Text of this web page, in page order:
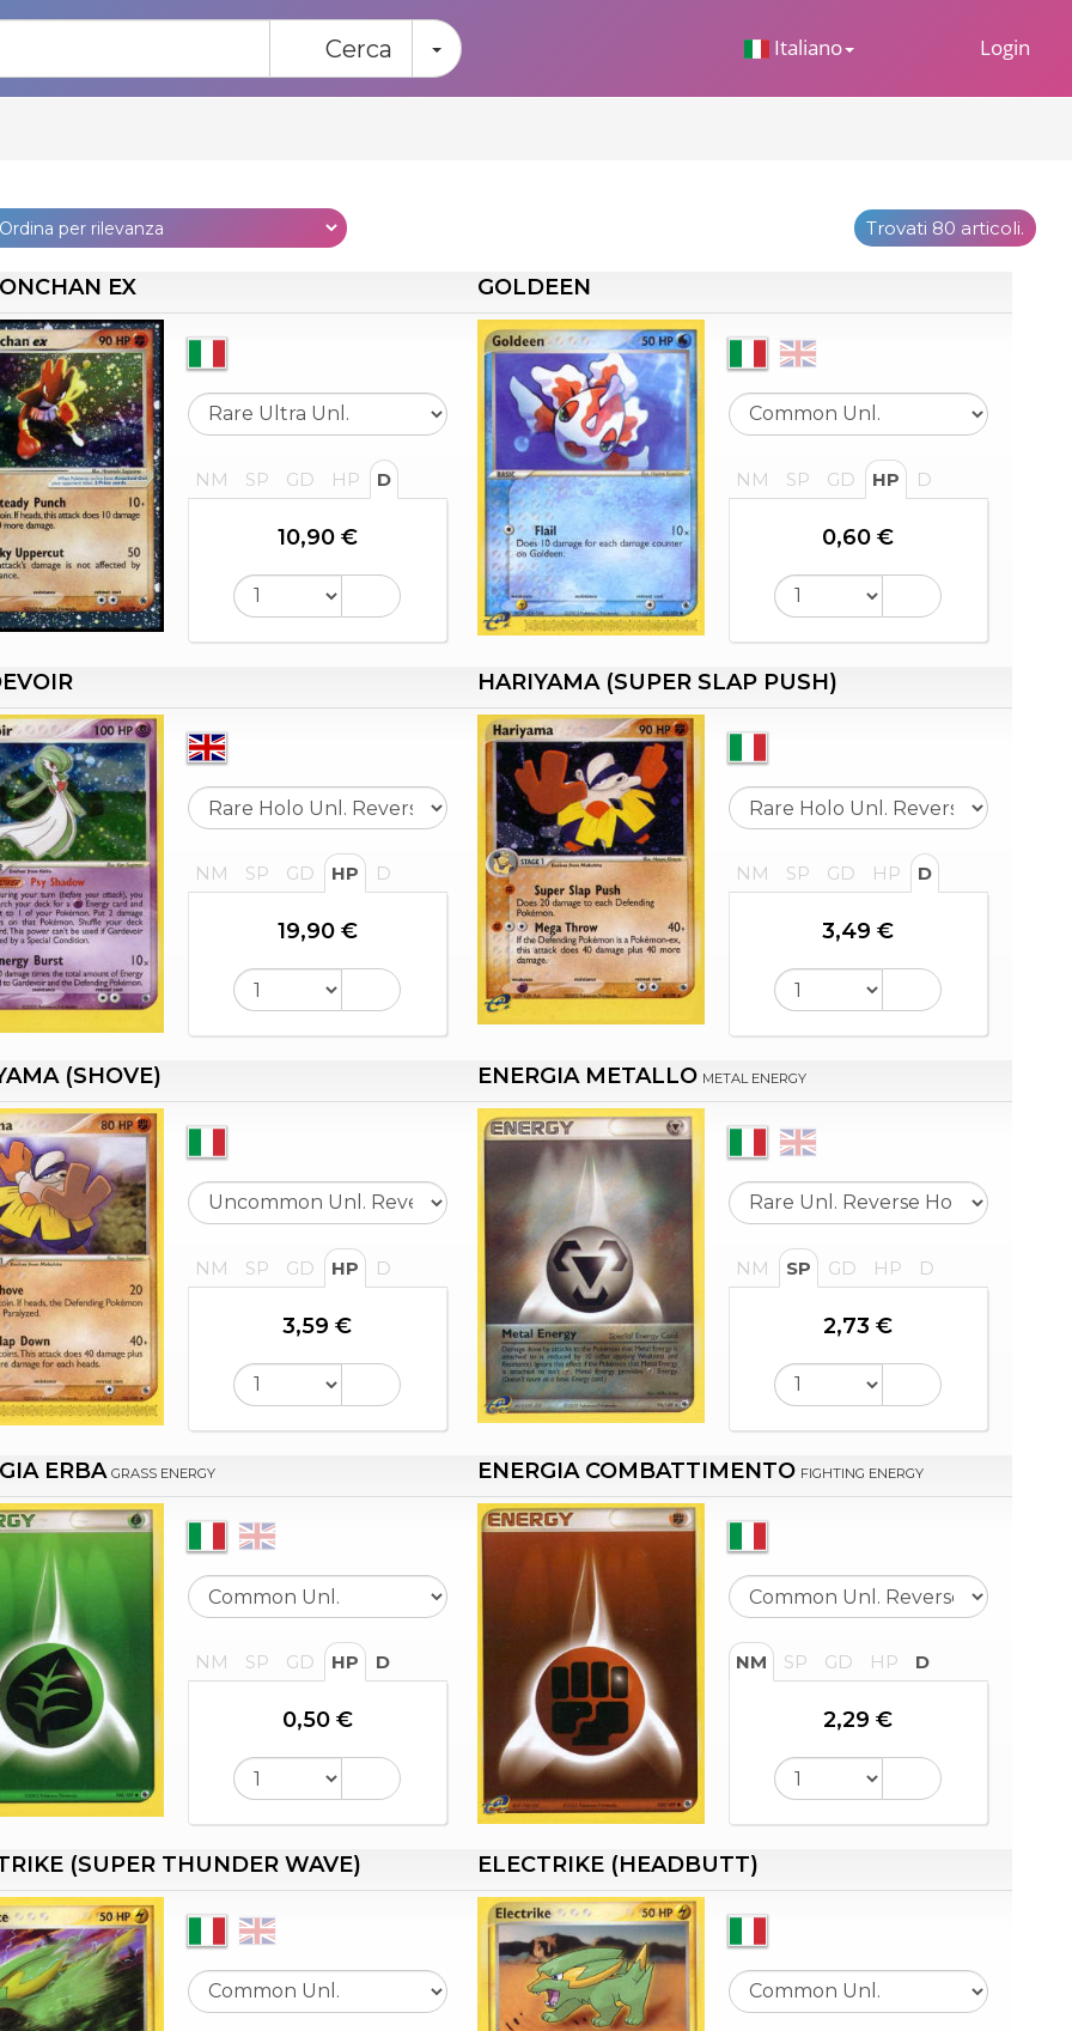
Italiano Login
Cerca Toggle Dropdown
Trovati 80 articoli.
EX
NM SP GD HP D
10,90 €
GOLDEEN
NM SP GD HP D
0,60 €
NM SP GD HP D
19,90 €
HARIYAMA (SUPER SLAP PUSH)
NM SP GD HP D
3,49 €
(SHOVE)
NM SP GD HP D
3,59 €
ENERGIA METALLO METAL ENERGY
NM SP GD HP D
2,73 €
ERBA GRASS ENERGY
NM SP GD HP D
0,50 €
ENERGIA COMBATTIMENTO FIGHTING ENERGY
NM SP GD HP D
2,29 €
(SUPER THUNDER WAVE) ELECTRIKE (HEADBUTT)